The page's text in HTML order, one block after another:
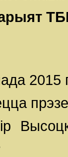
2015